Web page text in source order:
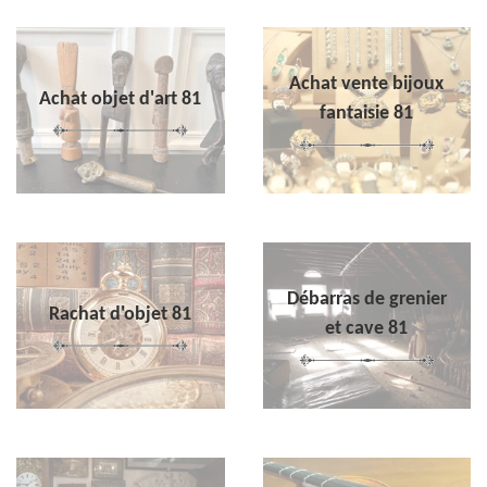
Achat objet d'art 81
Achat vente bijoux
fantaisie 81
Rachat d'objet 81
Débarras de grenier
et cave 81